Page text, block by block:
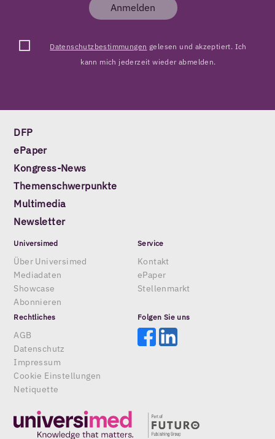
Anmelden
Datenschutzbestimmungen gelesen und akzeptiert. Ich
kann mich jederzeit wieder abmelden.
DFP
ePaper
Kongress-News
Themenschwerpunkte
Multimedia
Newsletter
Universimed
Über Universimed
Mediadaten
Showcase
Abonnieren
Service
Kontakt
ePaper
Stellenmarkt
Rechtliches
AGB
Datenschutz
Impressum
Cookie Einstellungen
Netiquette
Folgen Sie uns